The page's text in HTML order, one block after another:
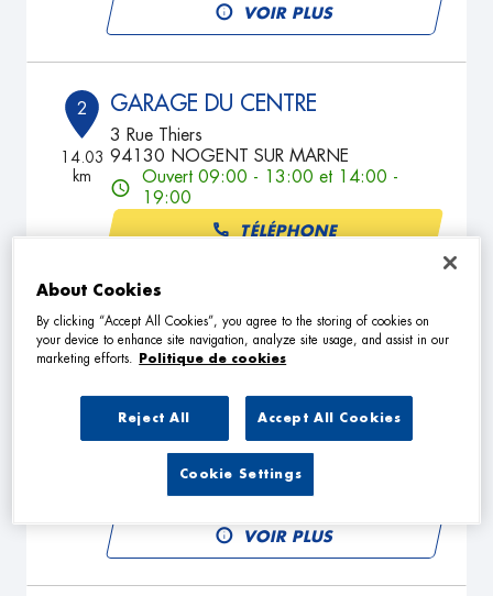
VOIR PLUS
2
14.03
km
GARAGE DU CENTRE
3 Rue Thiers
94130 NOGENT SUR MARNE
Ouvert 09:00 - 13:00 et 14:00 -
19:00
TÉLÉPHONE
3
km
GARAGE DU MARCHE
19 Rue d'Alsace Lorraine
92250 LA GARENNE COLOMBES
Ouvert 08:30 - 12:00 et 14:00 -
18:00
TÉLÉPHONE
VOIR PLUS
About Cookies
By clicking “Accept All Cookies”, you agree to the storing of cookies on
your device to enhance site navigation, analyze site usage, and assist in our
marketing efforts.
Politique de cookies
Reject All Accept All Cookies
Cookie Settings